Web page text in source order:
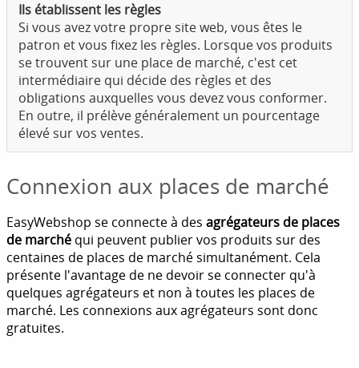
Ils établissent les règles
Si vous avez votre propre site web, vous êtes le
patron et vous fixez les règles. Lorsque vos produits
se trouvent sur une place de marché, c'est cet
intermédiaire qui décide des règles et des
obligations auxquelles vous devez vous conformer.
En outre, il prélève généralement un pourcentage
élevé sur vos ventes.
Connexion aux places de marché
EasyWebshop se connecte à des agrégateurs de places
de marché qui peuvent publier vos produits sur des
centaines de places de marché simultanément. Cela
présente l'avantage de ne devoir se connecter qu'à
quelques agrégateurs et non à toutes les places de
marché. Les connexions aux agrégateurs sont donc
gratuites.